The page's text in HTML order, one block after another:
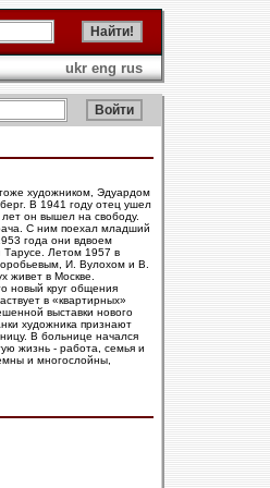
ukr eng rus
художником, Эдуардом
В 1941 году отец ушел
он вышел на свободу.
С ним поехал младший
года они вдвоем
Тарусе. Летом 1957 в
И. Вулохом и В.
живет в Москве.
новый круг общения
в «квартирных»
выставки нового
художника признают
В больнице начался
жизнь - работа, семья и
и многослойны,